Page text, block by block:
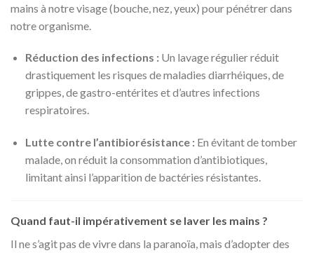
mains à notre visage (bouche, nez, yeux) pour pénétrer dans
notre organisme.
Réduction des infections :Un lavage régulier réduit
drastiquement les risques de maladies diarrhéiques, de
grippes, de gastro-entérites et d’autres infections
respiratoires.
Lutte contre l’antibiorésistance :En évitant de tomber
malade, on réduit la consommation d’antibiotiques,
limitant ainsi l’apparition de bactéries résistantes.
Quand faut-il impérativement se laver les mains ?
Il ne s’agit pas de vivre dans la paranoïa, mais d’adopter des